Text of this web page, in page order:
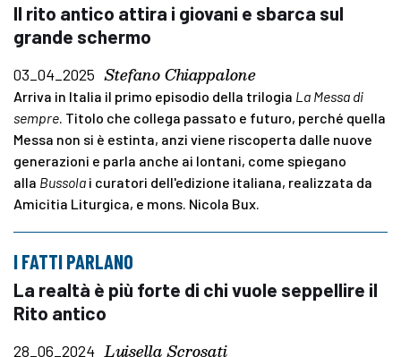
Il rito antico attira i giovani e sbarca sul
grande schermo
03_04_2025 Stefano Chiappalone
Arriva in Italia il primo episodio della trilogia La Messa di
sempre. Titolo che collega passato e futuro, perché quella
Messa non si è estinta, anzi viene riscoperta dalle nuove
generazioni e parla anche ai lontani, come spiegano
alla Bussola i curatori dell'edizione italiana, realizzata da
Amicitia Liturgica, e mons. Nicola Bux.
I FATTI PARLANO
La realtà è più forte di chi vuole seppellire il
Rito antico
28_06_2024 Luisella Scrosati